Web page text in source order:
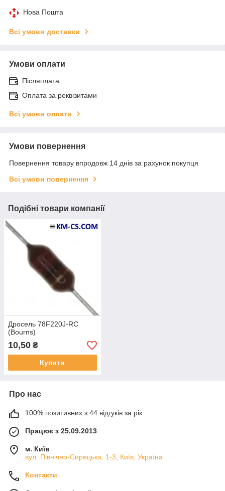
Нова Пошта
Всі умови доставки
Умови оплати
Післяплата
Оплата за реквізитами
Всі умови оплати
Умови повернення
Повернення товару впродовж 14 днів за рахунок покупця
Всі умови повернення
Подібні товари компанії
Дросель 78F220J-RC
(Bourns)
10,50 ₴
Купити
Про нас
100% позитивних з 44 відгуків за рік
Працює з 25.09.2013
м. Київ
вул. Північно-Сирецька, 1-3, Київ, Україна
Контакти